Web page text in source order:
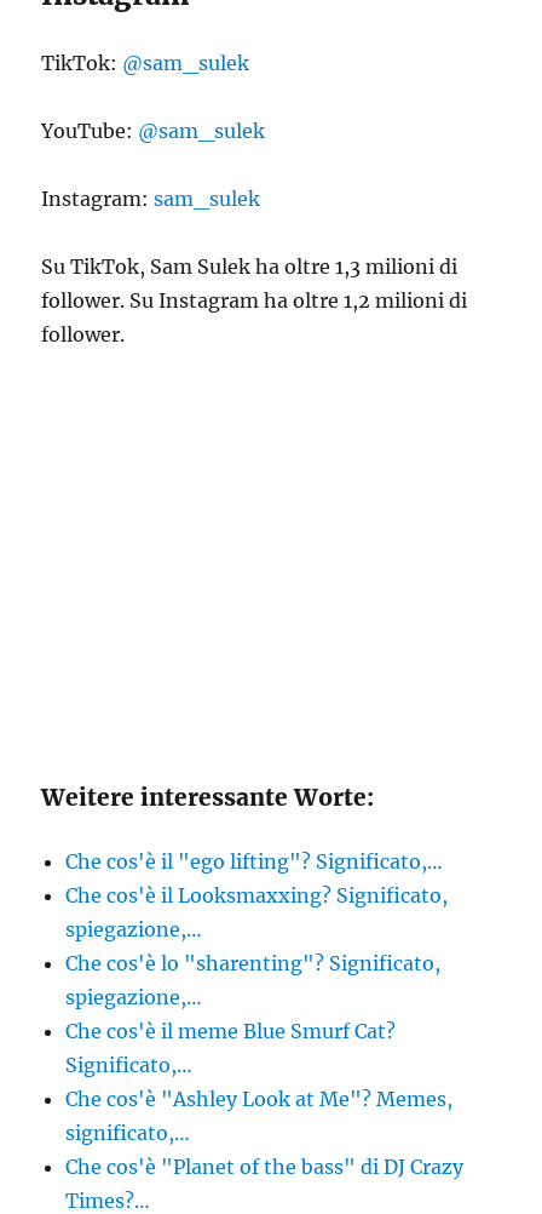
TikTok: @sam_sulek
YouTube: @sam_sulek
Instagram:sam_sulek
Su TikTok, Sam Sulek ha oltre 1,3 milioni di
follower. Su Instagram ha oltre 1,2 milioni di
follower.
Weitere interessante Worte:
Che cos'è il "ego lifting"? Significato,…
Che cos'è il Looksmaxxing? Significato,
spiegazione,…
Che cos'è lo "sharenting"? Significato,
spiegazione,…
Che cos'è il meme Blue Smurf Cat?
Significato,…
Che cos'è "Ashley Look at Me"? Memes,
significato,…
Che cos'è "Planet of the bass" di DJ Crazy
Times?…